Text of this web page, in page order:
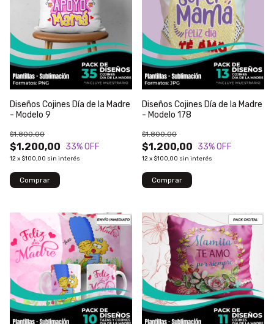
Diseños Cojines Día de la Madre
- Modelo 9
$1.200,00
$1.800,00
33% OFF
12x $100,00 sin interés
Diseños Cojines Día de la Madre
- Modelo 178
$1.200,00
$1.800,00
33% OFF
12x $100,00 sin interés